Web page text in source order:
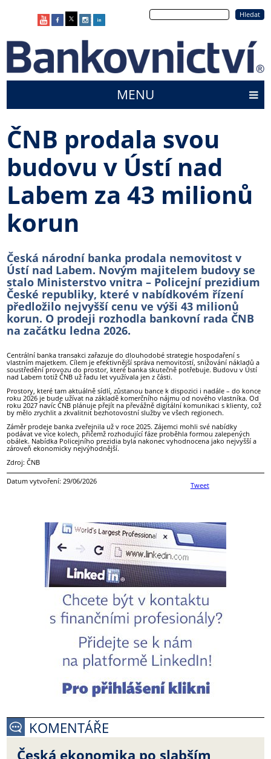
Hledat
menu
MENU
ČNB prodala svou
budovu v Ústí nad
Labem za 43 milionů
korun
Česká národní banka prodala nemovitost v
Ústí nad Labem. Novým majitelem budovy se
stalo Ministerstvo vnitra – Policejní prezidium
České republiky, které v nabídkovém řízení
předložilo nejvyšší cenu ve výši 43 milionů
korun. O prodeji rozhodla bankovní rada ČNB
na začátku ledna 2026.
Centrální banka transakci zařazuje do dlouhodobé strategie hospodaření s
vlastním majetkem. Cílem je efektivnější správa nemovitostí, snižování nákladů a
soustředění provozu do prostor, které banka skutečně potřebuje. Budovu v Ústí
nad Labem totiž ČNB už řadu let využívala jen z části.
Prostory, které tam aktuálně sídlí, zůstanou bance k dispozici i nadále – do konce
roku 2026 je bude užívat na základě komerčního nájmu od nového vlastníka. Od
roku 2027 navíc ČNB plánuje přejít na převážně digitální komunikaci s klienty, což
by mělo zrychlit a zkvalitnit bezhotovostní služby ve všech regionech.
Záměr prodeje banka zveřejnila už v roce 2025. Zájemci mohli své nabídky
podávat ve více kolech, přičemž rozhodující fáze proběhla formou zalepených
obálek. Nabídka Policejního prezidia byla nakonec vyhodnocena jako nejvyšší a
zároveň ekonomicky nejvýhodnější.
Zdroj: ČNB
Tweet
Datum vytvoření: 29/06/2026
KOMENTÁŘE